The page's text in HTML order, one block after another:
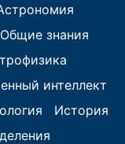
Общие знания
интеллект
История